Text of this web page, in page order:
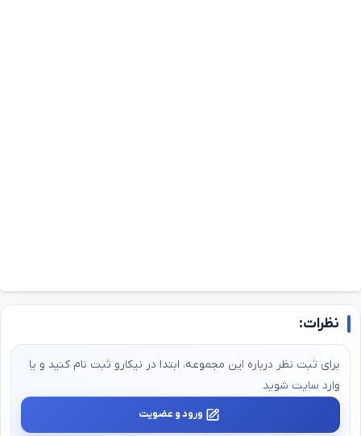
نظرات:
برای ثبت نظر درباره این مجموعه، ابتدا در نیکارو ثبت‌ نام کنید و یا
وارد سایت شوید
ورود و عضویت